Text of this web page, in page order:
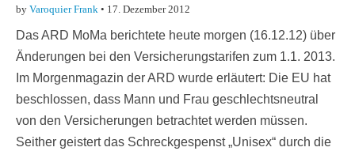
by Varoquier Frank • 17. Dezember 2012
Das ARD MoMa berichtete heute morgen (16.12.12) über
Änderungen bei den Versicherungstarifen zum 1.1. 2013.
Im Morgenmagazin der ARD wurde erläutert: Die EU hat
beschlossen, dass Mann und Frau geschlechtsneutral
von den Versicherungen betrachtet werden müssen.
Seither geistert das Schreckgespenst „Unisex“ durch die